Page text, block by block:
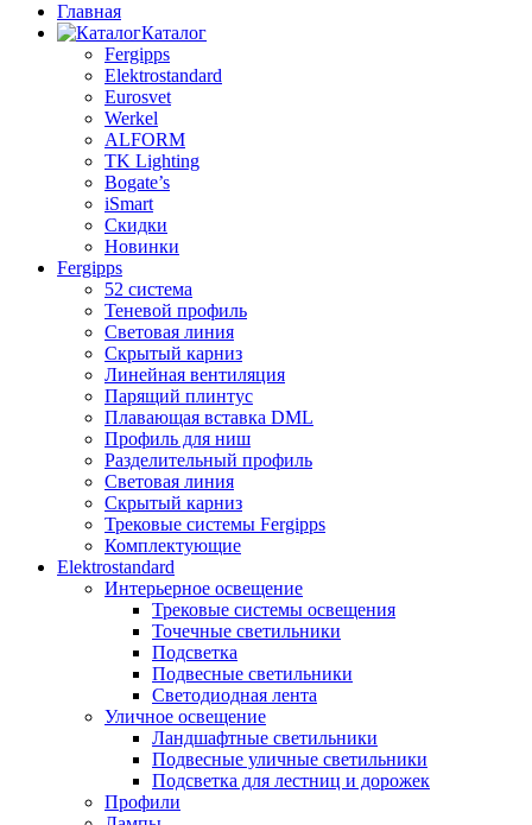
Главная
Каталог
Fergipps
Elektrostandard
Eurosvet
Werkel
ALFORM
TK Lighting
Bogate’s
iSmart
Скидки
Новинки
Fergipps
52 система
Теневой профиль
Световая линия
Скрытый карниз
Линейная вентиляция
Парящий плинтус
Плавающая вставка DML
Профиль для ниш
Разделительный профиль
Световая линия
Скрытый карниз
Трековые системы Fergipps
Комплектующие
Elektrostandard
Интерьерное освещение
Трековые системы освещения
Точечные светильники
Подсветка
Подвесные светильники
Светодиодная лента
Уличное освещение
Ландшафтные светильники
Подвесные уличные светильники
Подсветка для лестниц и дорожек
Профили